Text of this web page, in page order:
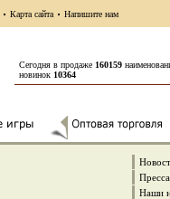
Карта сайта Напишите нам
Сегодня в продаже 160159
новинок 10364
Наши